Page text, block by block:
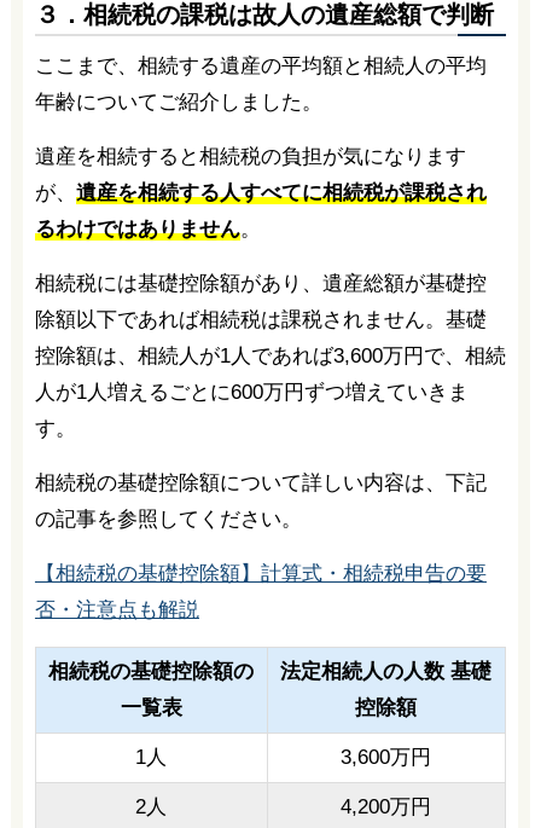
３．相続税の課税は故人の遺産総額で判断
ここまで、相続する遺産の平均額と相続人の平均
年齢についてご紹介しました。
遺産を相続すると相続税の負担が気になります
が、 遺産を相続する人すべてに相続税が課税され
るわけではありません。
相続税には基礎控除額があり、遺産総額が基礎控
除額以下であれば相続税は課税されません。基礎
控除額は、相続人が1人であれば3,600万円で、相続
人が1人増えるごとに600万円ずつ増えていきま
す。
相続税の基礎控除額について詳しい内容は、下記
の記事を参照してください。
【相続税の基礎控除額】計算式・相続税申告の要
否・注意点も解説
相続税の基礎控除額の
一覧表
法定相続人の人数 基礎
控除額
1人 3,600万円
2人 4,200万円